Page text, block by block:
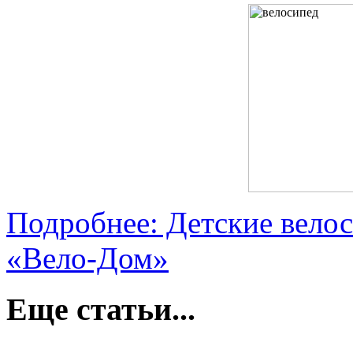
Подробнее: Детские
«Вело-Дом»
Еще статьи...